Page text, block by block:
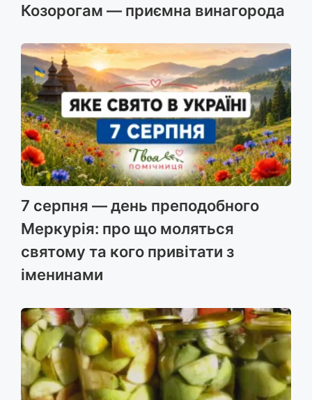
Козорогам — приємна винагорода
7 серпня — день преподобного
Меркурія: про що моляться
святому та кого привітати з
іменинами